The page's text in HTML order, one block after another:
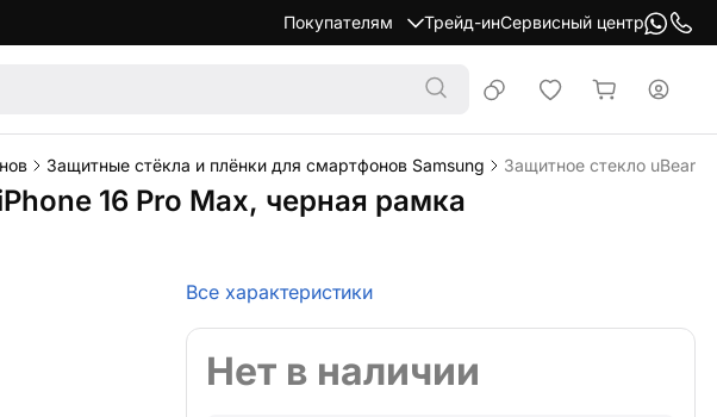
Покупателям Трейд-инСервисный центр
Защитные стёкла и плёнки для смартфонов Samsung Защитное стекло uBear
16 Pro Max, черная рамка
Все характеристики
Нет в наличии